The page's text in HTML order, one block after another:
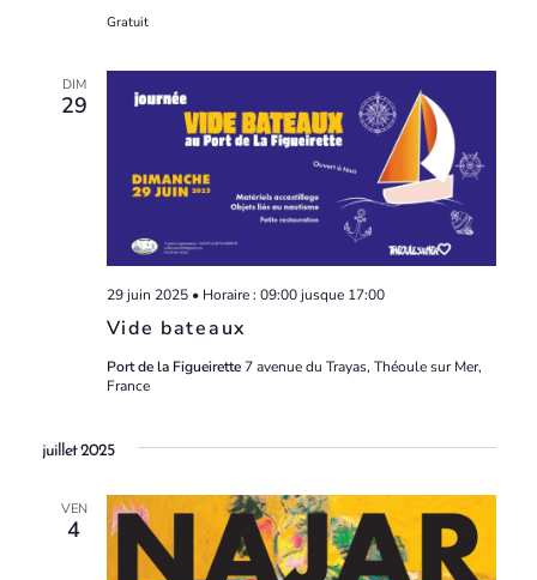
Gratuit
DIM
29
Vide bateaux
29 juin 2025 • Horaire : 09:00jusque 17:00
Port de la Figueirette 7 avenue du Trayas, Théoule sur Mer,
France
juillet 2025
VEN
4